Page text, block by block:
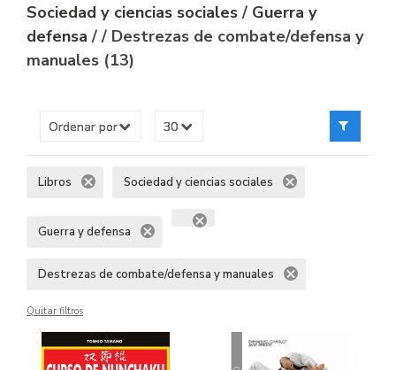
Sociedad y ciencias sociales/ Guerra y
defensa// Destrezas de combate/defensa y
manuales (13)
Libros Sociedad y ciencias sociales
Guerra y defensa
Destrezas de combate/defensa y manuales
Quitar filtros